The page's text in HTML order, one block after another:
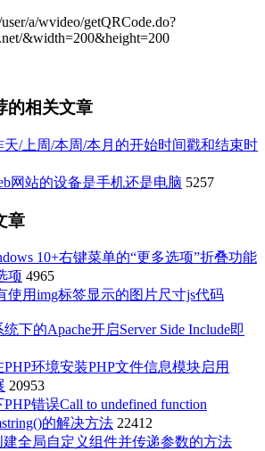
a/wvideo/getQRCode.do?
&width=200&height=200
的相关文章
天/上周/本周/本月的开始时间戳和结束时
网站的设备是手机还是电脑 5257
章
10+右键菜单的“更多选项”折叠功能
项 4965
使用img标签显示的图片尺寸js代码
下的Apache开启Server Side Include即
PHP环境安装PHP文件信息模块启用
20953
错误Call to undefined function
的解决方法 22412
建全局自定义组件并传递参数的方法